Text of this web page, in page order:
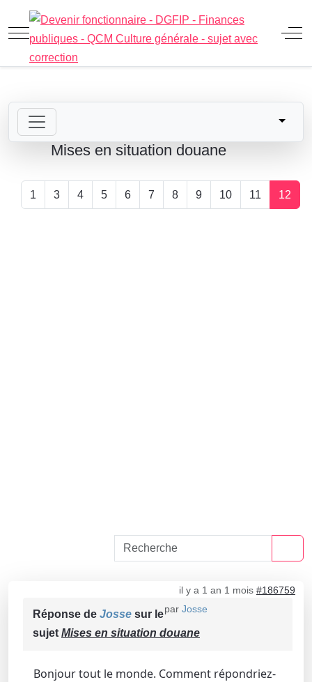
Mobile Menu Toggle Off-
Mises en situation douane
1 3 4 5 6 7 8 9 10 11 12
il y a 1 an 1 mois #186759
par Josse
Réponse de Josse sur le
sujet Mises en situation douane
Bonjour tout le monde. Comment répondriez-